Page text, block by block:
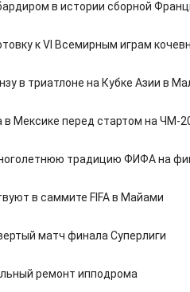
в истории сборной
к VI Всемирным играм
в триатлоне на Кубке Азии в
в Мексике перед стартом на ЧМ-
традицию ФИФА на
в саммите FIFA в Майами
матч финала Суперлиги
ремонт ипподрома